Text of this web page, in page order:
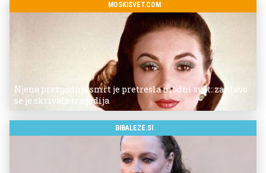
MOSKISVET.COM
Njena prezgodnja smrt je pretresla modni svet: za slavo
se je skrivala tragedija
BIBALEZE.SI